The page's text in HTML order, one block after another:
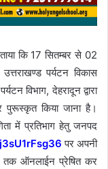
कि 17 सितम्बर से 02
पर्यटन विकास
विभाग, देहरादून द्वारा
किया जाना है।
में प्रतिभाग हेतु जनपद
पर अपनी
तक ऑनलाईन प्रेषित कर